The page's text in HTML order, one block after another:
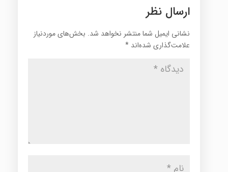
ارسال نظر
نشانی ایمیل شما منتشر نخواهد شد. بخش‌های موردنیاز
علامت‌گذاری شده‌اند *